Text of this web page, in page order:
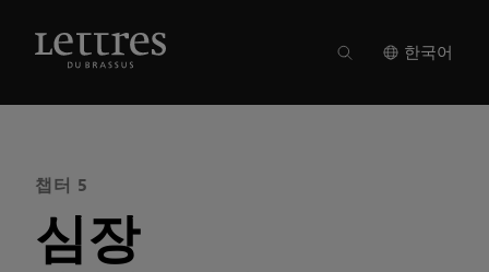
한국어
챕터 5
심장